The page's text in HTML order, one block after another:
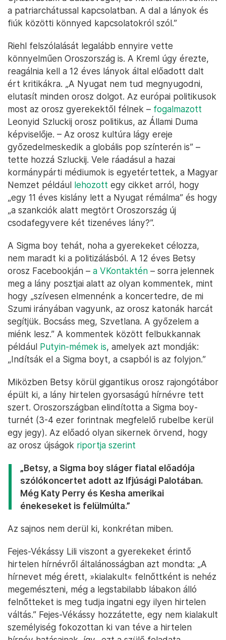
a patriarchátussal kapcsolatban. A dal a lányok és
fiúk közötti könnyed kapcsolatokról szól.”
Riehl felszólalását legalább ennyire vette
könnyelműen Oroszország is. A Kreml úgy érezte,
reagálnia kell a 12 éves lányok által előadott dalt
ért kritikákra. „A Nyugat nem tud megnyugodni,
elutasít minden orosz dolgot. Az európai politikusok
most az orosz gyerekektől félnek – fogalmazott
Leonyid Szluckij orosz politikus, az Állami Duma
képviselője. – Az orosz kultúra lágy ereje
győzedelmeskedik a globális pop színterén is” –
tette hozzá Szluckij. Vele ráadásul a hazai
kormánypárti médiumok is egyetértettek, a Magyar
Nemzet például lehozott egy cikket arról, hogy
„egy 11 éves kislány lett a Nyugat rémálma” és hogy
„a szankciók alatt megtört Oroszország új
csodafegyvere két tizenéves lány?”.
A Sigma boy tehát, noha a gyerekeket célozza,
nem maradt ki a politizálásból. A 12 éves Betsy
orosz Facebookján – a VKontaktén – sorra jelennek
meg a lány posztjai alatt az olyan kommentek, mint
hogy „szívesen elmennénk a koncertedre, de mi
Szumi irányában vagyunk, az orosz katonák harcát
segítjük. Bocsáss meg, Szvetlana. A győzelem a
miénk lesz.” A kommentek között felbukkannak
például Putyin-mémek is, amelyek azt mondják:
„Indítsák el a Sigma boyt, a csapból is az folyjon.”
Miközben Betsy körül gigantikus orosz rajongótábor
épült ki, a lány hirtelen gyorsaságú hírnévre tett
szert. Oroszországban elindította a Sigma boy-
turnét (3-4 ezer forintnak megfelelő rubelbe kerül
egy jegy). Az előadó olyan sikernek örvend, hogy
az orosz újságok riportja szerint
„Betsy, a Sigma boy sláger fiatal előadója
szólókoncertet adott az Ifjúsági Palotában.
Még Katy Perry és Kesha amerikai
énekeseket is felülmúlta.”
Az sajnos nem derül ki, konkrétan miben.
Fejes-Vékássy Lili viszont a gyerekeket érintő
hirtelen hírnévről általánosságban azt mondta: „A
hírnevet még érett, »kialakult« felnőttként is nehéz
megemészteni, még a legstabilabb lábakon álló
felnőtteket is meg tudja ingatni egy ilyen hirtelen
váltás.” Fejes-Vékássy hozzátette, egy nem kialakult
személyiség fokozottan ki van téve a hirtelen